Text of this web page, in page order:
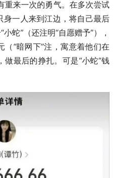
重来一次的勇气。在多次尝试
身一人来到江边，将自己最后
蛇”（还注明“自愿赠予”），
“暗网下”注，寓意着他们在
最后的挣扎。可是“小蛇”钱